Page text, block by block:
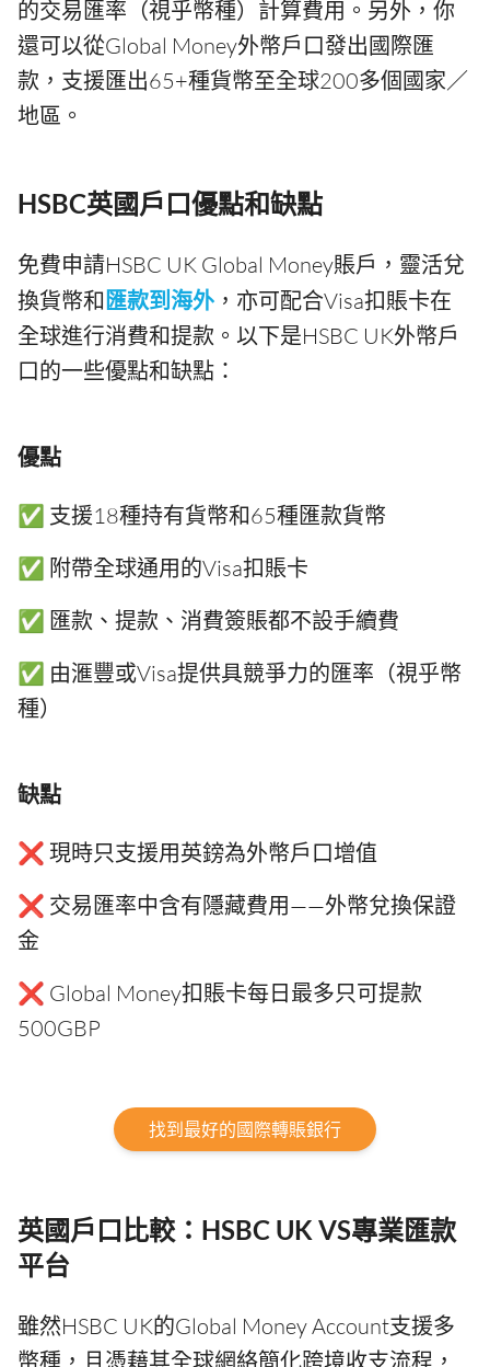
的交易匯率（視乎幣種）計算費用。另外，你
還可以從Global Money外幣戶口發出國際匯
款，支援匯出65+種貨幣至全球200多個國家／
地區。
HSBC英國戶口優點和缺點
免費申請HSBC UK Global Money賬戶，靈活兌
換貨幣和 匯款到海外 ，亦可配合Visa扣賬卡在
全球進行消費和提款。以下是HSBC UK外幣戶
口的一些優點和缺點：
優點
✅ 支援18種持有貨幣和65種匯款貨幣
✅ 附帶全球通用的Visa扣賬卡
✅ 匯款、提款、消費簽賬都不設手續費
✅ 由滙豐或Visa提供具競爭力的匯率（視乎幣
種）
缺點
❌ 現時只支援用英鎊為外幣戶口增值
❌ 交易匯率中含有隱藏費用——外幣兌換保證
金
❌ Global Money扣賬卡每日最多只可提款
500GBP
找到最好的國際轉賬銀行
英國戶口比較：HSBC UK VS專業匯款
平台
雖然HSBC UK的Global Money Account支援多
幣種，且憑藉其全球網絡簡化跨境收支流程，